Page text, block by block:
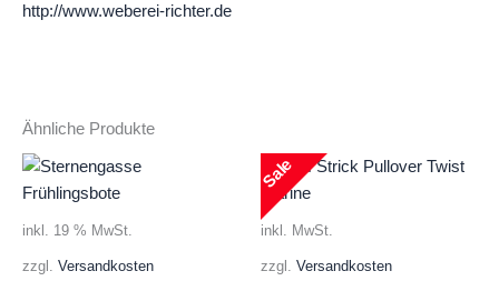
http://www.weberei-richter.de
Ähnliche Produkte
inkl. 19 % MwSt.
zzgl. Versandkosten
inkl. MwSt.
zzgl. Versandkosten
Sale